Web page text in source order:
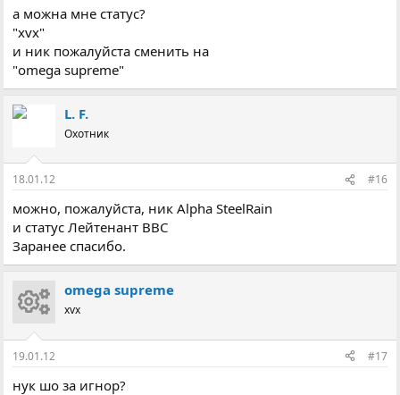
а можна мне статус?
"xvx"
и ник пожалуйста сменить на
"omega supreme"
L. F.
Охотник
18.01.12 #16
можно, пожалуйста, ник Alpha SteelRain
и статус Лейтенант ВВС
Заранее спасибо.
omega supreme
xvx
19.01.12 #17
нук шо за игнор?